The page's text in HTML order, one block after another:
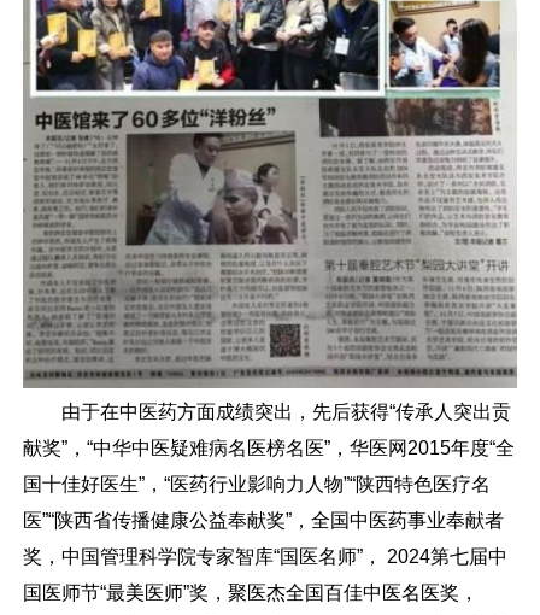
由于在中医药方面成绩突出，先后获得“传承人突出贡
献奖”，“中华中医疑难病名医榜名医”，华医网2015年度“全
国十佳好医生”，“医药行业影响力人物”“陕西特色医疗名
医”“陕西省传播健康公益奉献奖”，全国中医药事业奉献者
奖，中国管理科学院专家智库“国医名师”， 2024第七届中
国医师节“最美医师”奖，聚医杰全国百佳中医名医奖，